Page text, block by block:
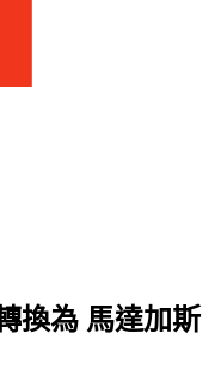
換為 馬達加斯